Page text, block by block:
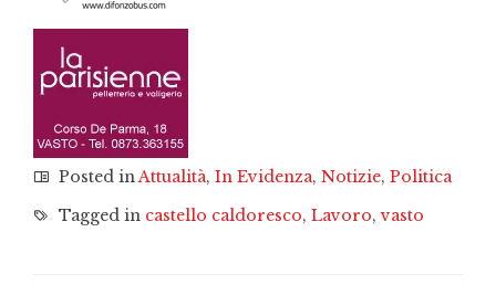
Posted inAttualità, In Evidenza, Notizie, Politica
Tagged in castello caldoresco, Lavoro,vasto